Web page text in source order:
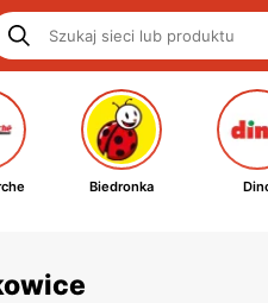
Biedronka